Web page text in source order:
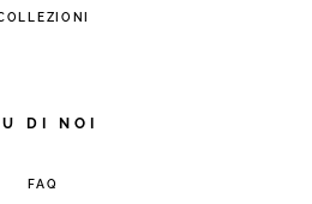
DI NOI
FAQ